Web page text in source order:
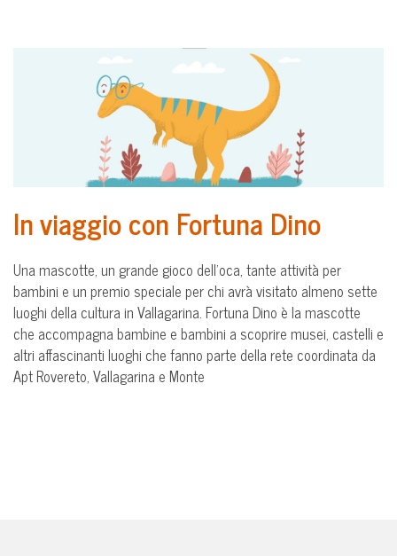
In viaggio con Fortuna Dino
Una mascotte, un grande gioco dell’oca, tante attività per
bambini e un premio speciale per chi avrà visitato almeno sette
luoghi della cultura in Vallagarina. Fortuna Dino è la mascotte
che accompagna bambine e bambini a scoprire musei, castelli e
altri affascinanti luoghi che fanno parte della rete coordinata da
Apt Rovereto, Vallagarina e Monte